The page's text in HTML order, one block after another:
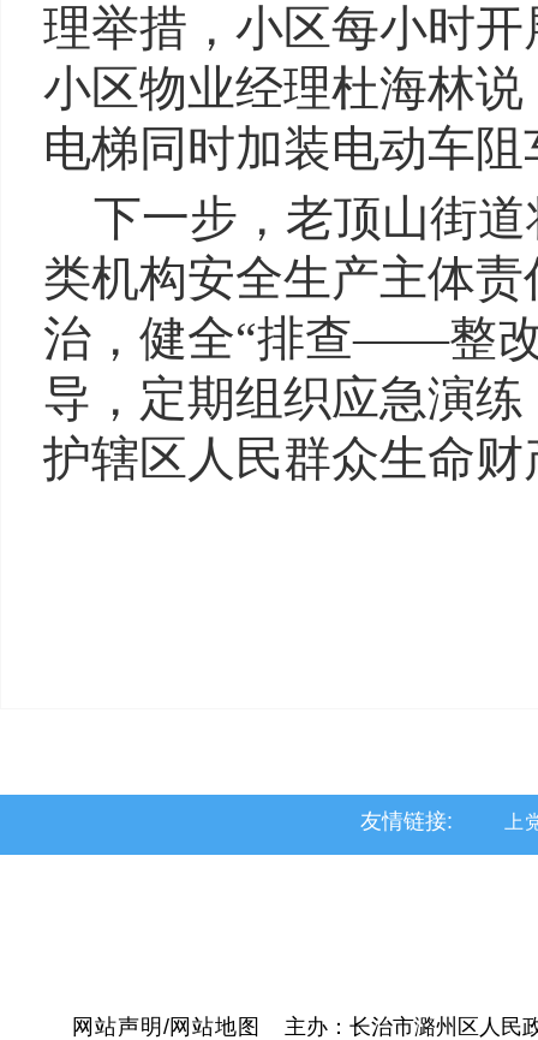
理举措，小区每小时
小区物业经理杜海林
电梯同时加装电动车
下一步，老顶山街
类机构安全生产主体
治，健全“排查——整
导，定期组织应急演
护辖区人民群众生命
友情链接: 上
网站声明 /网站地图 主办：长治市潞州区人民